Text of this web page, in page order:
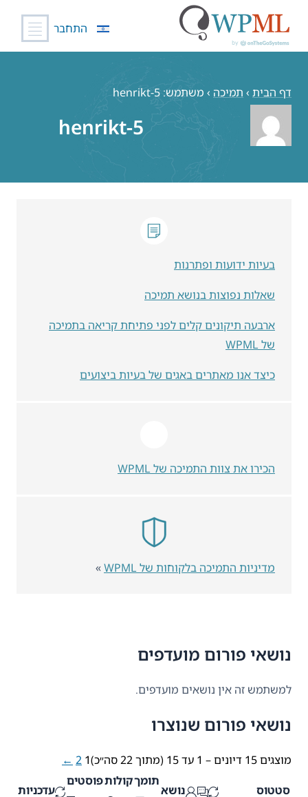
התחבר
דף הבית › תמיכה › משתמש: henrikt-5
henrikt-5
נושאי פורום מועדפים
למשתמש זה אין נושאים מועדפים.
נושאי פורום שנוצרו
מוצגים 15 דיונים – 1 עד 15 (מתוך 22 סה״כ) 1
2
←
סטטוס
נושא
תומךקולותפוסטים
עדכניות
בעיות ידועות ופתרנות
שאלות נפוצות בנושא תמיכה
ארבעה תיקונים קלים לפני פתיחת קריאה בתמיכה
של WPML
כיצד אנו מאתרים באגים של בעיות ביצועים
הכירו את צוות התמיכה של WPML
מדיניות התמיכה בלקוחות של WPML »